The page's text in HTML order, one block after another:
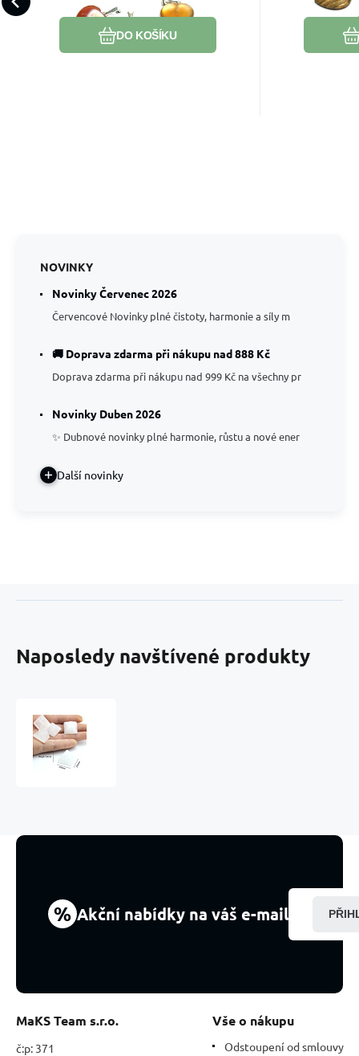
DO KOŠÍKU
Oblíbený
Porovnat
akce a výsledků.
NOVINKY
Novinky Červenec 2026
Červencové Novinky plné čistoty, harmonie a síly m
🚚 Doprava zdarma při nákupu nad 888 Kč
Doprava zdarma při nákupu nad 999 Kč na všechny pr
Novinky Duben 2026
✨ Dubnové novinky plné harmonie, růstu a nové ener
Další novinky
Naposledy navštívené produkty
2
čistí
-
emoce
1
kus,
% Akční nabídky na váš e-mail
MaKS Team s.r.o.
č:p: 371
Vše o nákupu
Odstoupení od smlouvy